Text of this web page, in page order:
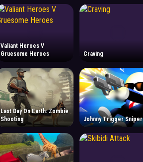
Valiant Heroes V
Gruesome Heroes
Craving
Last Day On Earth: Zombie
Shooting
Johnny Trigger Sniper